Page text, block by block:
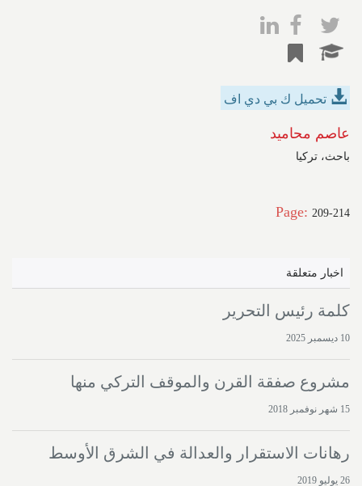
تحميل ك بي دي اف
عاصم محاميد
باحث، تركيا
Page: 209-214
اخبار متعلقة
كلمة رئيس التحرير
10 ديسمبر 2025
مشروع صفقة القرن والموقف التركي منها
15 شهر نوفمبر 2018
رهانات الاستقرار والعدالة في الشرق الأوسط
26 يوليو 2019